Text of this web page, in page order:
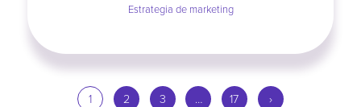
Estrategia de marketing
1 2 3 … 17 ›